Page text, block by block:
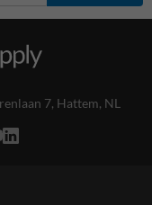
7, Hattem, NL